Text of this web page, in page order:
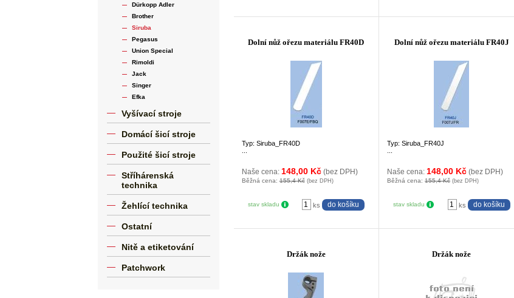
Dürkopp Adler
Brother
Siruba
Pegasus
Union Special
Rimoldi
Jack
Singer
Efka
Vyšívací stroje
Domácí šicí stroje
Použité šicí stroje
Stříhárenská
technika
Žehlící technika
Ostatní
Nitě a etiketování
Patchwork
Dolní nůž ořezu materiálu FR40D
Typ: Siruba_FR40D
Naše cena: 148,00 Kč (bez DPH)
Běžná cena:155,4 Kč (bez DPH)
stav skladu ks
Dolní nůž ořezu materiálu FR40J
Typ: Siruba_FR40J
Naše cena: 148,00 Kč (bez DPH)
Běžná cena:155,4 Kč (bez DPH)
stav skladu ks
Držák nože Držák nože